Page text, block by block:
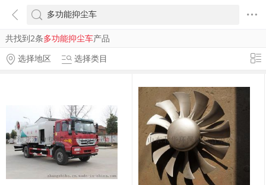
共找到2条多功能抑尘车产品
选择地区
选择类目